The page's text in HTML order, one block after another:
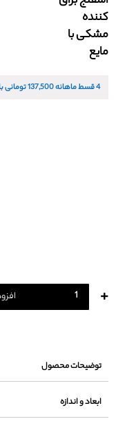
فروش سازمانی
شعب
باشگاه مشتریان
کننده
مشکی با
مایع
4 قسط ماهانه 137,500تومانی
+
توضیحات محصول
ابعاد و اندازه